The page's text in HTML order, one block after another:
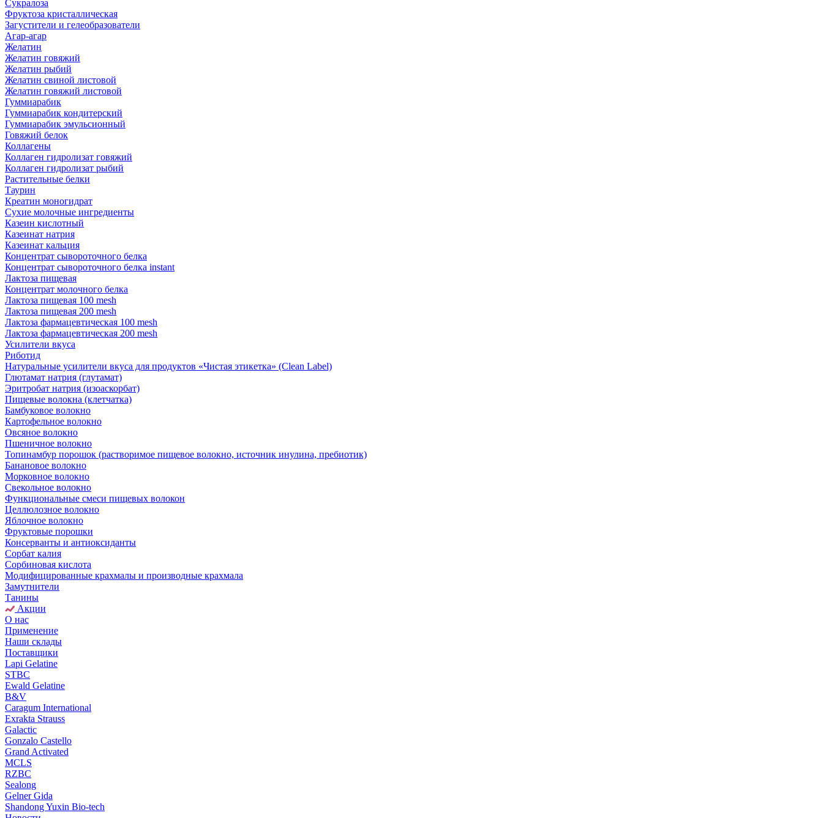
Сукралоза
Фруктоза кристаллическая
Загустители и гелеобразователи
Агар-агар
Желатин
Желатин говяжий
Желатин рыбий
Желатин свиной листовой
Желатин говяжий листовой
Гуммиарабик
Гуммиарабик кондитерский
Гуммиарабик эмульсионный
Говяжий белок
Коллагены
Коллаген гидролизат говяжий
Коллаген гидролизат рыбий
Растительные белки
Таурин
Креатин моногидрат
Сухие молочные ингредиенты
Казеин кислотный
Казеинат натрия
Казеинат кальция
Концентрат сывороточного белка
Концентрат сывороточного белка instant
Лактоза пищевая
Концентрат молочного белка
Лактоза пищевая 100 mesh
Лактоза пищевая 200 mesh
Лактоза фармацевтическая 100 mesh
Лактоза фармацевтическая 200 mesh
Усилители вкуса
Риботид
Натуральные усилители вкуса для продуктов «Чистая этикетка» (Clean Label)
Глютамат натрия (глутамат)
Эритробат натрия (изоаскорбат)
Пищевые волокна (клетчатка)
Бамбуковое волокно
Картофельное волокно
Овсяное волокно
Пшеничное волокно
Топинамбур порошок (растворимое пищевое волокно, источник инулина, пребиотик)
Банановое волокно
Морковное волокно
Свекольное волокно
Функциональные смеси пищевых волокон
Целлюлозное волокно
Яблочное волокно
Фруктовые порошки
Консерванты и антиоксиданты
Сорбат калия
Сорбиновая кислота
Модифицированные крахмалы и производные крахмала
Замутнители
Танины
Акции
О нас
Применение
Наши склады
Поставщики
Lapi Gelatine
STBC
Ewald Gelatine
B&V
Caragum International
Exrakta Strauss
Galactic
Gonzalo Castello
Grand Activated
MCLS
RZBC
Sealong
Gelner Gida
Shandong Yuxin Bio-tech